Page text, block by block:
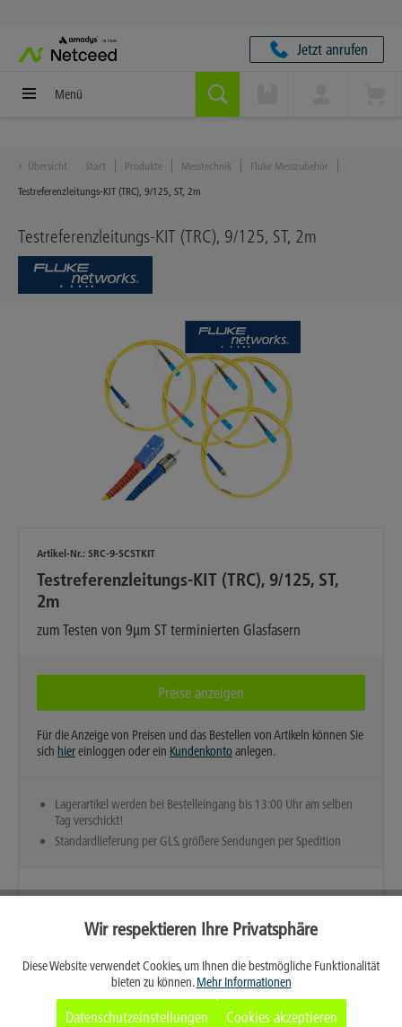
Jetzt anrufen
Menü
Übersicht Start Produkte Messtechnik
Fluke Messzubehör
Testreferenzleitungs-KIT (TRC), 9/125, ST, 2m
Testreferenzleitungs-KIT (TRC), 9/125, ST, 2m
Artikel-Nr.: SRC-9-SCSTKIT
Testreferenzleitungs-KIT (TRC), 9/125, ST,
2m
zum Testen von 9µm ST terminierten Glasfasern
Preise anzeigen
Für die Anzeige von Preisen und das Bestellen von Artikeln können Sie
sich hiereinloggen oder ein Kundenkontoanlegen.
Lagerartikel werden bei Bestelleingang bis 13:00 Uhr am selben
Tag verschickt!
Standardlieferung per GLS, größere Sendungen per Spedition
Aktiv
Wir respektieren Ihre Privatsphäre
Diese Website verwendet Cookies, um Ihnen die bestmögliche Funktionalität
bieten zu können.Mehr Informationen
Datenschutzeinstellungen
Cookies akzeptieren